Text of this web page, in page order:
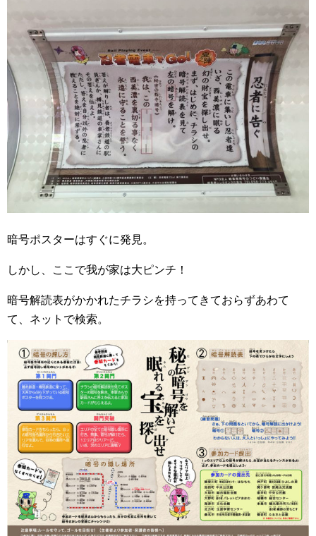
暗号ポスターはすぐに発見。
しかし、ここで我が家は大ピンチ！
暗号解読表がかかれたチラシを持ってきておらずあわて
て、ネットで検索。